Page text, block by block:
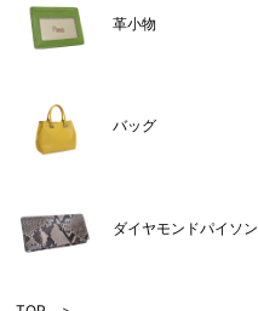
革小物
バッグ
ダイヤモンドパイソン